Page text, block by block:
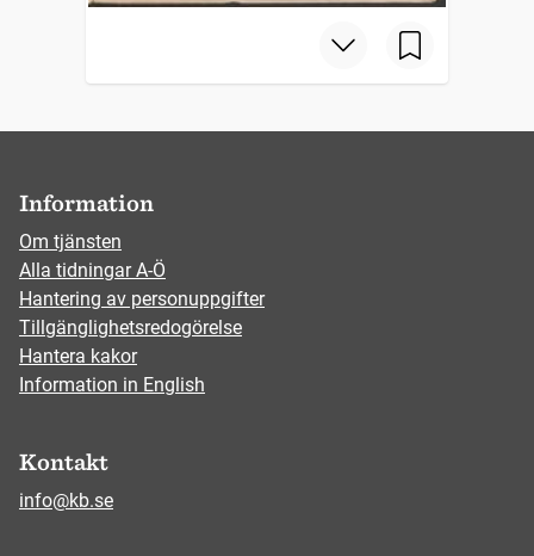
Information
Om tjänsten
Alla tidningar A-Ö
Hantering av personuppgifter
Tillgänglighetsredogörelse
Hantera kakor
Information in English
Kontakt
info@kb.se